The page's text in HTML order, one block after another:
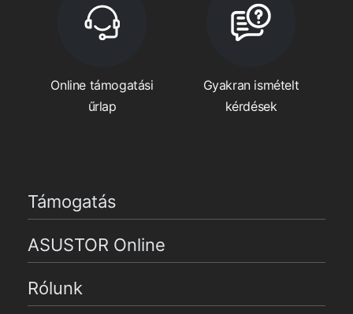
Online támogatási
űrlap
Gyakran ismételt
kérdések
Támogatás
ASUSTOR Online
Rólunk